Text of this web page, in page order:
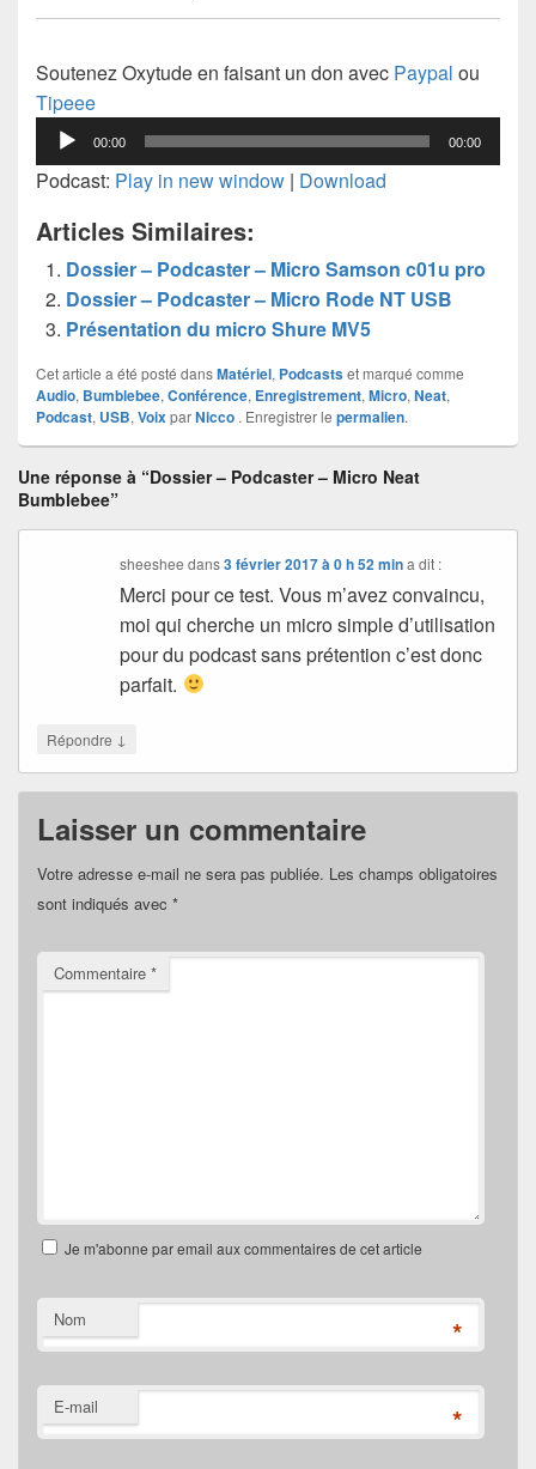
Soutenez Oxytude en faisant un don avec Paypal ou
Tipeee
Lecteur
audio
00:00 00:00
Podcast: Play in new window | Download
Articles Similaires:
Dossier – Podcaster – Micro Samson c01u pro
Dossier – Podcaster – Micro Rode NT USB
Présentation du micro Shure MV5
Cet article a été posté dansMatériel, Podcastset marqué comme
Audio, Bumblebee, Conférence, Enregistrement, Micro, Neat,
Podcast, USB, Voix parNicco . Enregistrer le permalien.
Une réponse à “Dossier – Podcaster – Micro Neat
Bumblebee”
sheeshee dans3 février 2017 à 0 h 52 min a dit :
Merci pour ce test. Vous m’avez convaincu,
moi qui cherche un micro simple d’utilisation
pour du podcast sans prétention c’est donc
parfait.
Répondre ↓
Laisser un commentaire
Votre adresse e-mail ne sera pas publiée. Les champs obligatoires
sont indiqués avec *
Commentaire *
Je m'abonne par email aux commentaires de cet article
Nom *
E-mail *